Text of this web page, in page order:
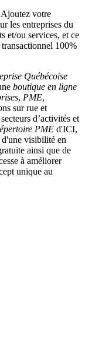
Québécoise
boutique en ligne
, PME,
sur rue et
d’activités et
PME d'ICI,
d'une visibilité en
ainsi que de
à améliorer
unique au